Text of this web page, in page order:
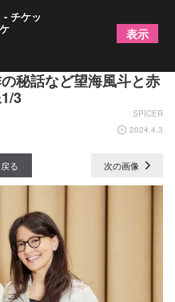
ン」にアンジェラ・ア
秘話など望海風斗と赤
3
SPICER
2024.4.3
る 次の画像
- チケッ
表示